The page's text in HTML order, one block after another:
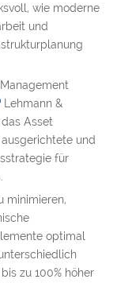
wie moderne
und
Lehmann &
Asset
und
für
minimieren,
optimal
zu 100% höher